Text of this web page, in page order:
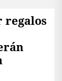
regalos